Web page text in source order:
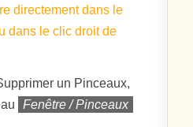
directement dans le
dans le clic droit de
un Pinceaux,
Fenêtre / Pinceaux